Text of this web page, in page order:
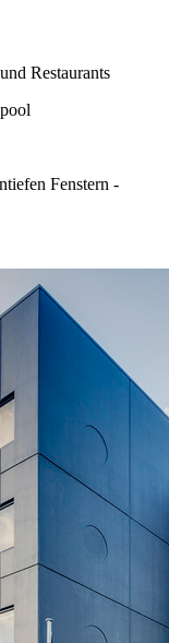
Restaurants
Fenstern -